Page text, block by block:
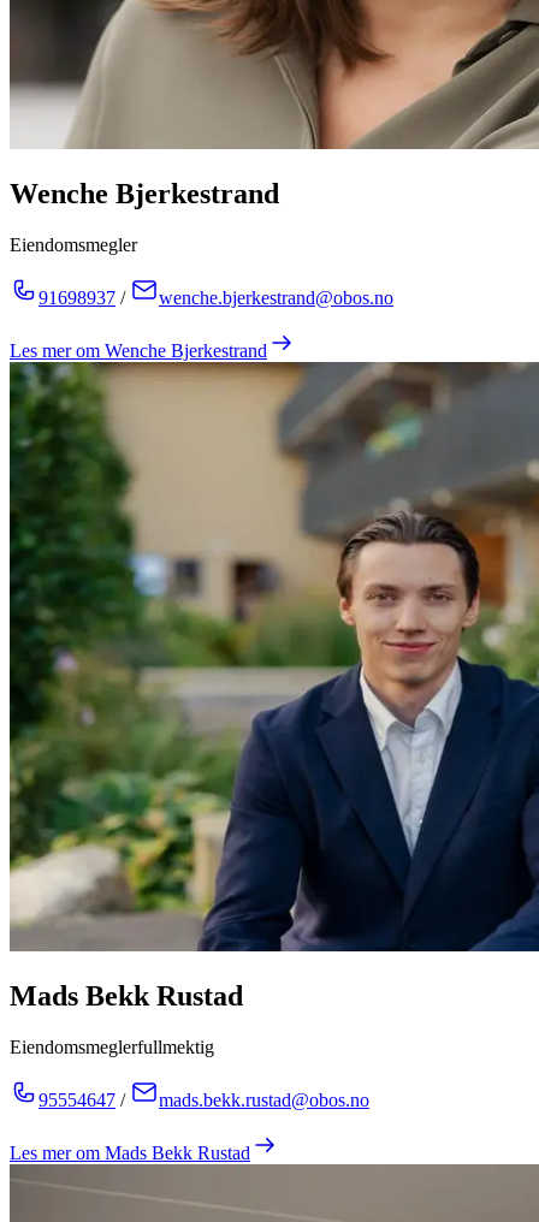
Wenche Bjerkestrand
Eiendomsmegler
91698937 / wenche.bjerkestrand@obos.no
Les mer om Wenche Bjerkestrand
Mads Bekk Rustad
Eiendomsmeglerfullmektig
95554647 / mads.bekk.rustad@obos.no
Les mer om Mads Bekk Rustad